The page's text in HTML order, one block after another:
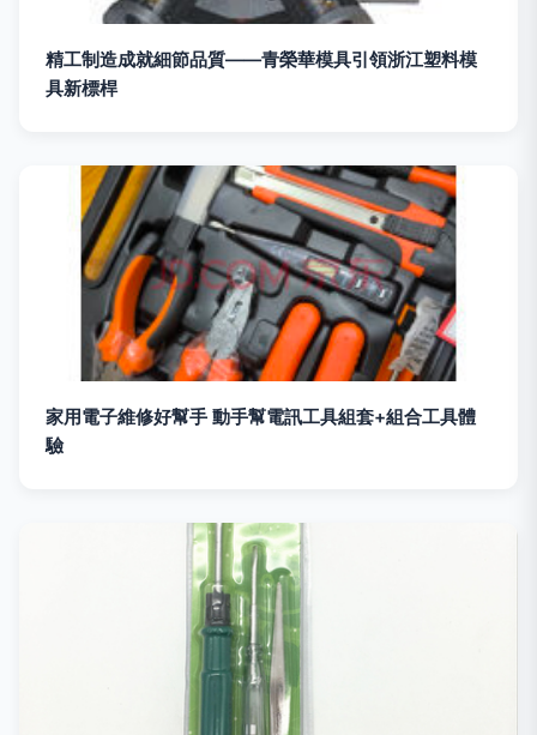
精工制造成就細節品質——青榮華模具引領浙江塑料模
具新標桿
家用電子維修好幫手 動手幫電訊工具組套+組合工具體
驗